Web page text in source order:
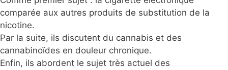
comparée aux autres produits de substitution de la
nicotine.
Par la suite, ils discutent du cannabis et des
cannabinoïdes en douleur chronique.
Enfin, ils abordent le sujet très actuel des